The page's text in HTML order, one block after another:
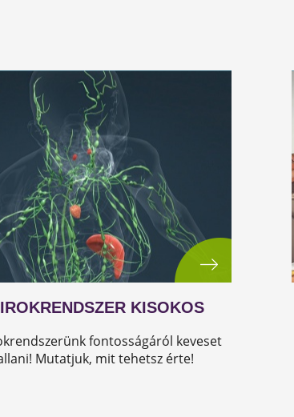
KISOKOS
fontosságáról keveset
Mutatjuk, mit tehetsz érte!